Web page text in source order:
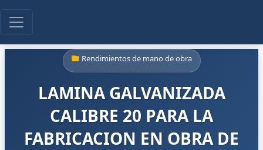
Rendimientos de mano de obra
LAMINA GALVANIZADA
CALIBRE 20 PARA LA
FABRICACION EN OBRA DE